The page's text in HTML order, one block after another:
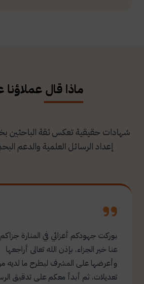
ماذا قال عملاؤنا
شهادات حقيقية تعكس ثقة الباحثين
إعداد الرسائل العلمية والدعم
بوركت جهودكم أعزائي في المنارة جزاكم
عنا خير الجزاء. بإذن الله تعالى أراجعها
وأعرضها على المشرف ليطرح ما لديه
تعديلات. ثم أبدأ معكم على تدقيق